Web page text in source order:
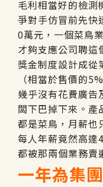
毛利相當好的檢測
爭對手仿冒前先快
0萬元，一個菜鳥
才夠支應公司聘這
獎金制度設計成從
（相當於售價的
幾乎沒有花費廣告
闆下巴掉下來。產
都是菜鳥，月薪也
每人年薪竟然高達
都被那兩個業務賣
一年為集